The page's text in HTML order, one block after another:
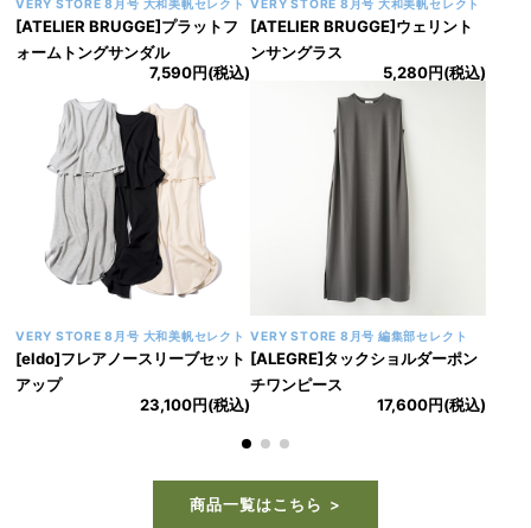
VERY STORE 8月号 大和美帆セレクト
[ATELIER BRUGGE]プラットフ
ォームトングサンダル
7,590円(税込)
VERY STORE 8月号 大和美帆セレクト
[ATELIER BRUGGE]ウェリント
ンサングラス
5,280円(税込)
VERY STORE 8月号 大和美帆セレクト
[eldo]フレアノースリーブセット
アップ
23,100円(税込)
VERY STORE 8月号 編集部セレクト
[ALEGRE]タックショルダーポン
チワンピース
17,600円(税込)
商品一覧はこちら